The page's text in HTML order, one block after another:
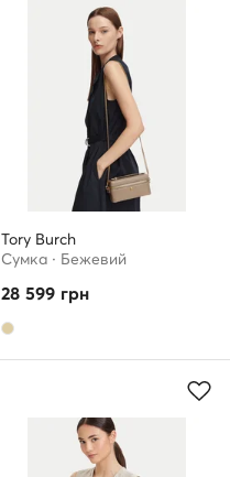
Tory Burch
Сумка · Бежевий
28 599 грн